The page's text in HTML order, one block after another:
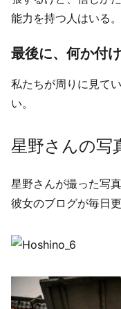
能力を持つ人はいる。
最後に、何か付
私たちが周りに見て
い。
星野さんの写
星野さんが撮った写
彼女のブログが毎日